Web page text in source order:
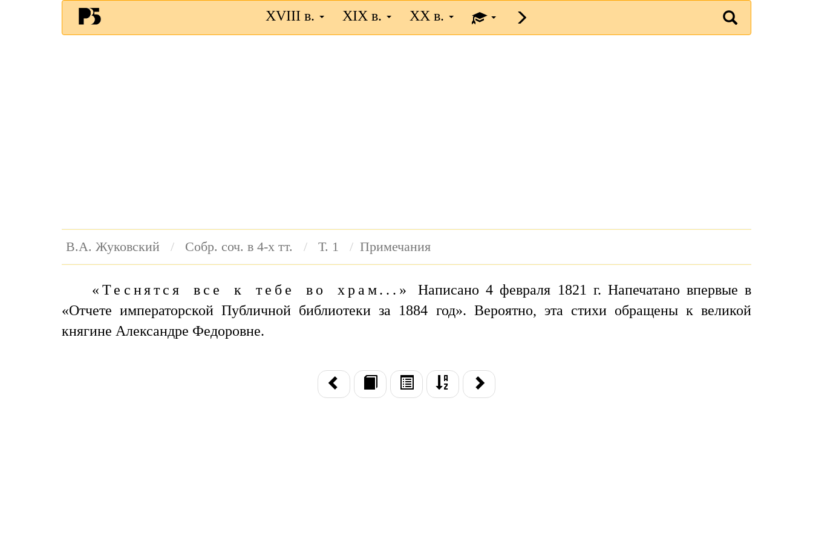
XVIII в. XIX в. XX в.
В.А. Жуковский Собр. соч. в 4-х тт. Т. 1 Примечания
«Теснятся все к тебе во храм...»Написано 4 февраля 1821 г. Напечатано впервые в
«Отчете императорской Публичной библиотеки за 1884 год». Вероятно, эта стихи обращены к великой
княгине Александре Федоровне.